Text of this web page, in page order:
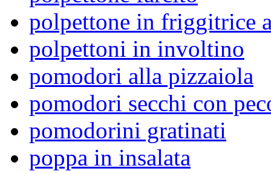
polpettone in friggitrice
polpettoni in involtino
pomodori alla pizzaiola
pomodori secchi con
pomodorini gratinati
poppa in insalata